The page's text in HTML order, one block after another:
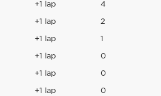
+1 lap 4
+1 lap 2
+1 lap 1
+1 lap 0
+1 lap 0
+1 lap 0